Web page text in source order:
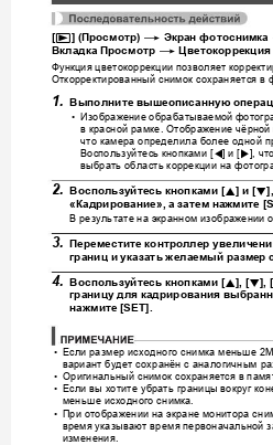
[p] (Просмотр) * Экран фотоснимка
Вкладка Просмотр * Цветокоррекция
Функция цветокоррекции позволяет
Откорректированный снимок сохраняется в
1. Выполните вышеописанную
• Изображение обрабатываемой
в красной рамке . Отображение чёрной
что камера определила более одной
Воспользуйтесь кнопками 4 ] и 6 ],
выбрать область коррекции на
2. Воспользуйтесь кнопками [ 8 ] и 2
« Кадрирование», а затем нажмите
В результате на экранном изображении
3. Переместите контроллер
границ и указать желаемый размер
4. Воспользуйтесь кнопками [8], [2], [
границу для кадрирования
нажмите [SET ].
• Если размер исходного снимка меньше
вариант будет сохранён с аналогичным
•
Оригинальный снимок сохраняется в
• Если вы хотите убрать границы вокруг
меньше исходного снимка.
• При отображении на экране монитора
время указывают время первоначальной
изменения.